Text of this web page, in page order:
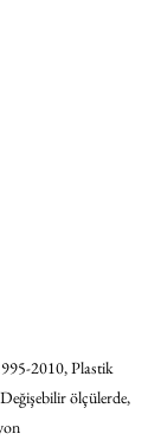
2010, Plastik
ölçülerde,